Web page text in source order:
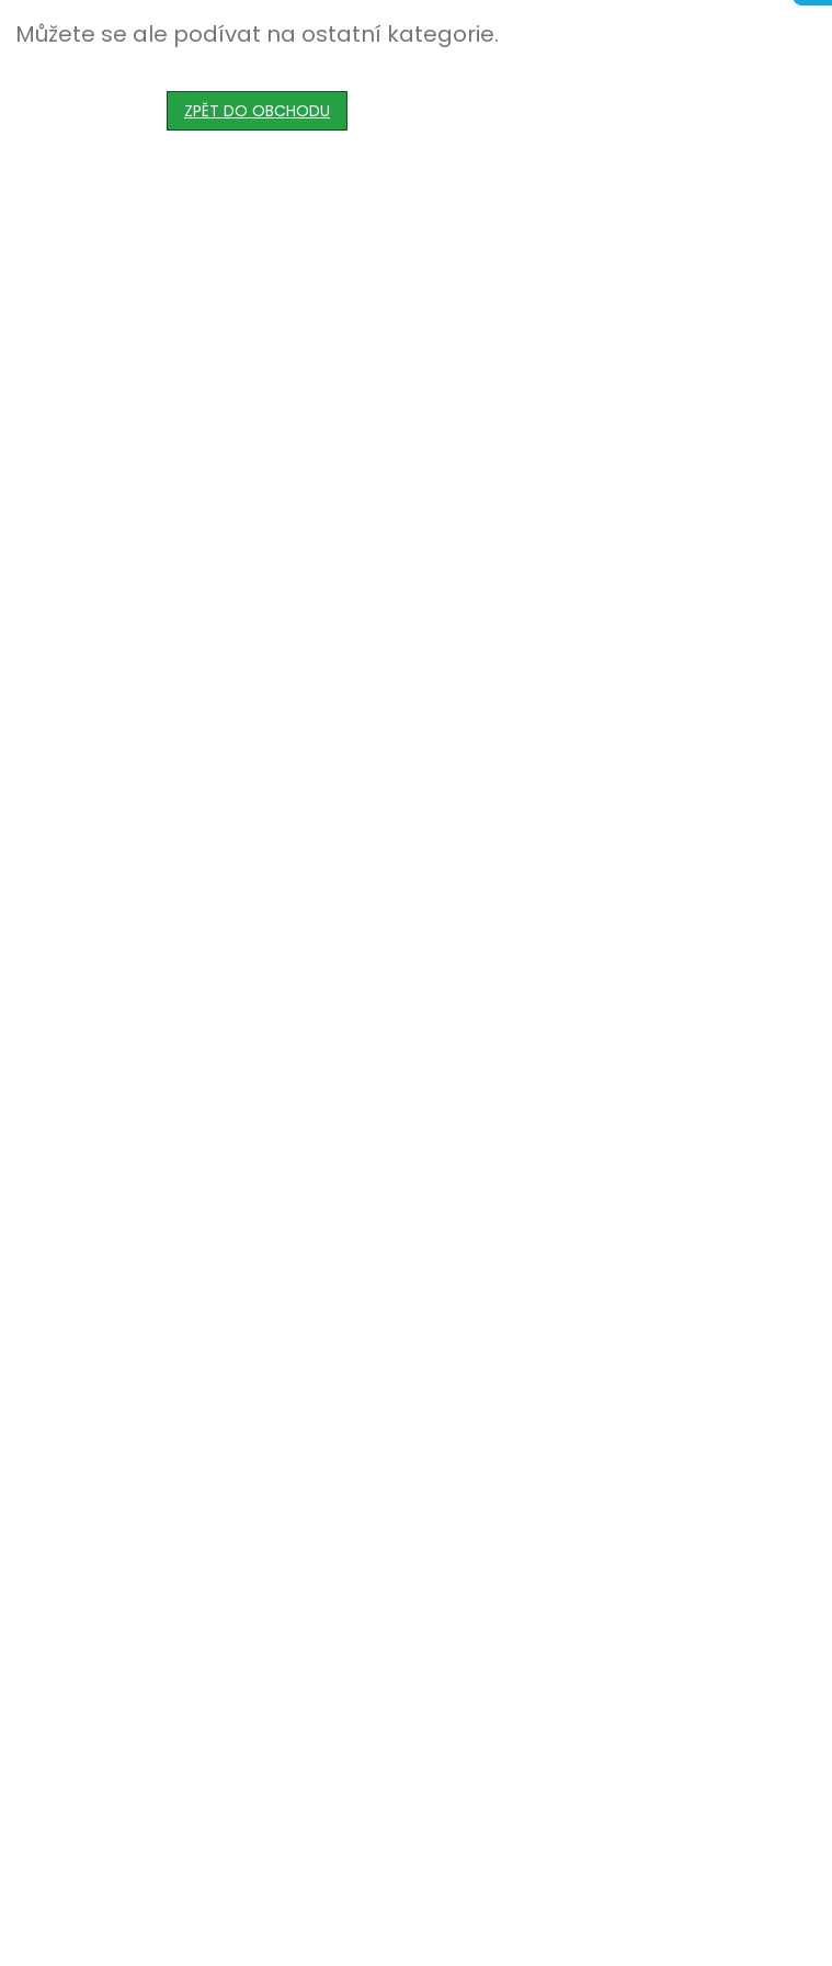
Můžete se ale podívat na ostatní kategorie.
ZPĚT DO OBCHODU